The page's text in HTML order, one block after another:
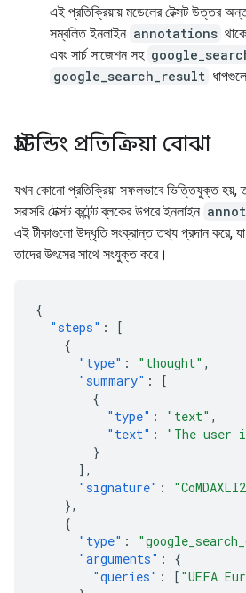
এই প্রতিক্রিয়ায় মডেলের টেক্সট উত্তর
সম্বলিত ইনলাইন annotations
এবং সার্চ সাজেশন সহ
google_search_result
গ্রাউন্ডিং প্রতিক্রিয়া বোঝা
যখন কোনো প্রতিক্রিয়া সফলভাবে ভিত্তিযুক্ত হয়,
সরাসরি টেক্সট কন্টেন্ট ব্লকের উপরে ইনলাইন
এই টীকাগুলো উদ্ধৃতি সংক্রান্ত তথ্য প্রদান করে, যা
তাদের উৎসের সাথে সংযুক্ত করে।
{
"steps" :
[
{
"type" : "thought" ,
"summary" :
[
{
"type" : "text" ,
"text" :
"The user
}
],
"signature" :
},
{
"type" :
"arguments" :
{
"queries" : [ "UEFA